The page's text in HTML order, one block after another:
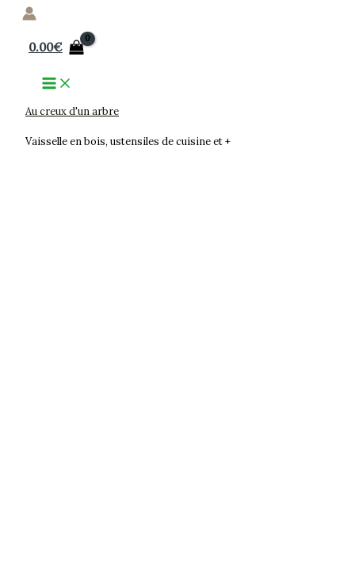
Aller
contenu
0.00€
Au creux d'un arbre
Vaisselle en bois, ustensiles de cuisine et +